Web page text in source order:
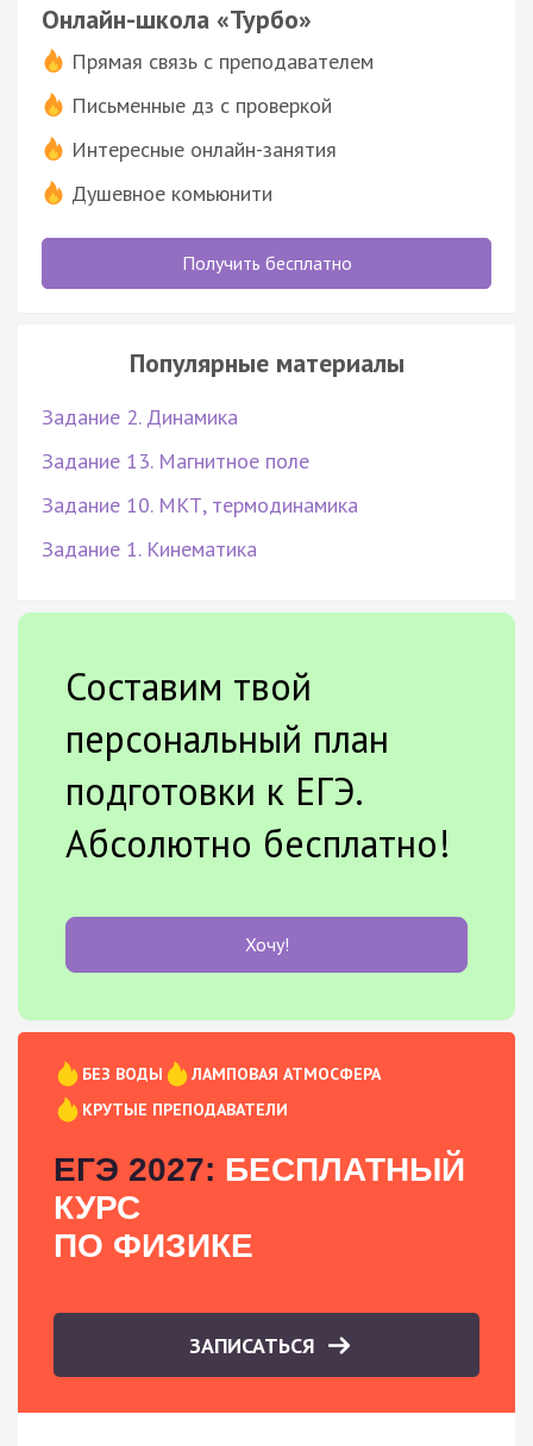
Онлайн-школа «Турбо»
Прямая связь с преподавателем
Письменные дз с проверкой
Интересные онлайн-занятия
Душевное комьюнити
Получить бесплатно
Популярные материалы
Задание 2. Динамика
Задание 13. Магнитное поле
Задание 10. МКТ, термодинамика
Задание 1. Кинематика
Составим твой
персональный план
подготовки к ЕГЭ.
Абсолютно бесплатно!
Хочу!
БЕЗ ВОДЫ
ЛАМПОВАЯ АТМОСФЕРА
КРУТЫЕ ПРЕПОДАВАТЕЛИ
ЕГЭ 2027: БЕСПЛАТНЫЙ
КУРС
ПО ФИЗИКЕ
ЗАПИСАТЬСЯ